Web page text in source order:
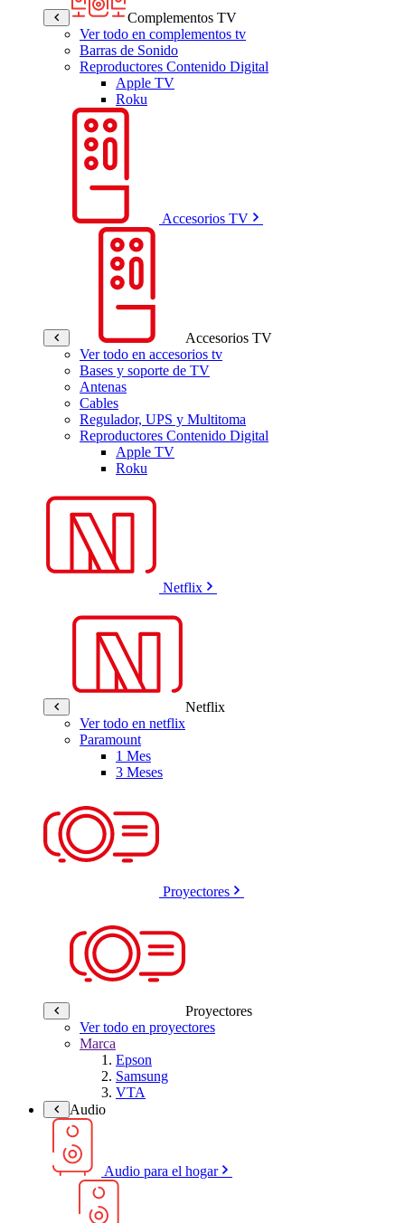
Complementos TV
Ver todo en complementos tv
Barras de Sonido
Reproductores Contenido Digital
Apple TV
Roku
Accesorios TV
Accesorios TV
Ver todo en accesorios tv
Bases y soporte de TV
Antenas
Cables
Regulador, UPS y Multitoma
Reproductores Contenido Digital
Apple TV
Roku
Netflix
Netflix
Ver todo en netflix
Paramount
1 Mes
3 Meses
Proyectores
Proyectores
Ver todo en proyectores
Marca
Epson
Samsung
VTA
Audio
Audio para el hogar